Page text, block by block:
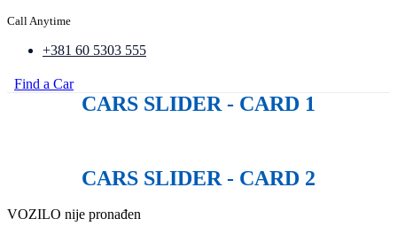
Call Anytime
+381 60 5303 555
Find a Car
CARS SLIDER - CARD 1
CARS SLIDER - CARD 2
VOZILO nije pronađen